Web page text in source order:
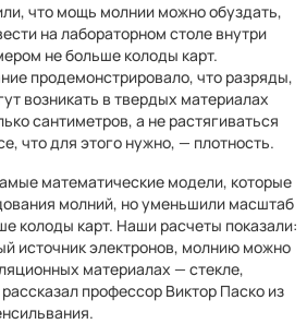
что мощь молнии можно обуздать,
на лабораторном столе внутри
не больше колоды карт.
продемонстрировало, что разряды,
возникать в твердых материалах
сантиметров, а не растягиваться
что для этого нужно, — плотность.
математические модели, которые
молний, но уменьшили масштаб
колоды карт. Наши расчеты показали:
источник электронов, молнию можно
материалах — стекле,
профессор Виктор Паско из